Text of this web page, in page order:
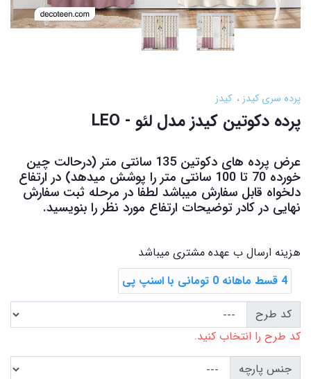
پرده سری کیدز کیدز
پرده دکوتین کیدز مدل لئو - LEO
عرض پرده های دکوتین 135 سانتی متر (درحالت چین
خورده 70 تا 100 سانتی متر را پوشش میدهد) در ارتفاع
دلخواه قابل سفارش میباشد لطفا در مرحله ثبت سفارش
نهایی در کادر توضیحات ارتفاع مورد نظر را بنویسید.
هزینه ارسال ب عهده مشتری میباشد
4 قسط ماهانه 0 تومانی با اسنپ ‌پی
کد طرح
کد طرح را انتخاب کنید.
جنس پارچه